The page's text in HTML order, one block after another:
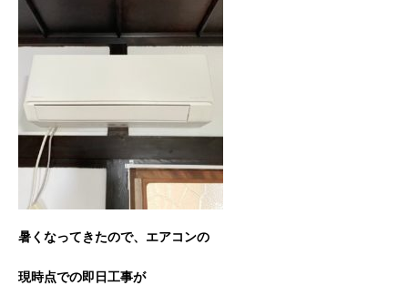
暑くなってきたので、エアコンの
現時点での即日工事が